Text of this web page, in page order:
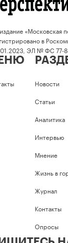
«Московская
в
ЭЛ № ФС 77-
Новости
Статьи
Аналитика
Интервью
Мнение
Жизнь в
Журнал
Контакты
Опросы